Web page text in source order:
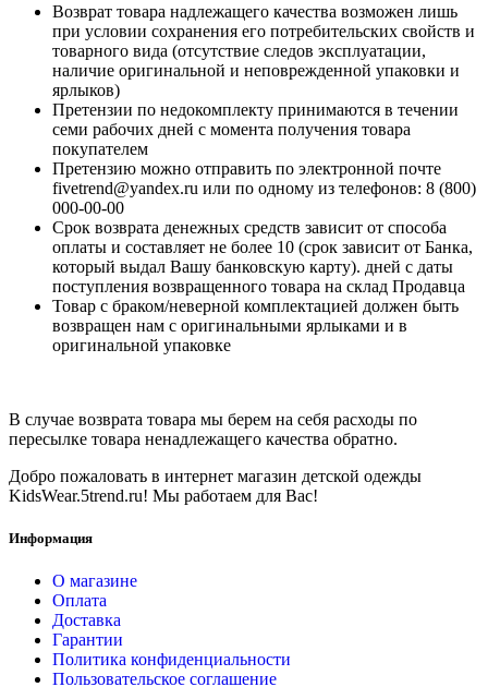
Возврат товара надлежащего качества возможен лишь
при условии сохранения его потребительских свойств и
товарного вида (отсутствие следов эксплуатации,
наличие оригинальной и неповрежденной упаковки и
ярлыков)
Претензии по недокомплекту принимаются в течении
семи рабочих дней с момента получения товара
покупателем
Претензию можно отправить по электронной почте
fivetrend@yandex.ru или по одному из телефонов: 8 (800)
000-00-00
Срок возврата денежных средств зависит от способа
оплаты и составляет не более 10 (срок зависит от Банка,
который выдал Вашу банковскую карту). дней с даты
поступления возвращенного товара на склад Продавца
Товар с браком/неверной комплектацией должен быть
возвращен нам с оригинальными ярлыками и в
оригинальной упаковке
В случае возврата товара мы берем на себя расходы по
пересылке товара ненадлежащего качества обратно.
Добро пожаловать в интернет магазин детской одежды
KidsWear.5trend.ru! Мы работаем для Вас!
Информация
О магазине
Оплата
Доставка
Гарантии
Политика конфиденциальности
Пользовательское соглашение